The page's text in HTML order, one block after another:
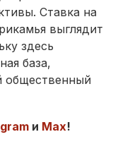
Ставка на
выглядит
здесь
база,
общественный
и Max!